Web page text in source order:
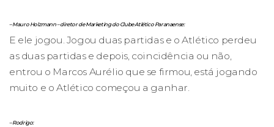
– Mauro Holzmann – diretor de Marketing do Clube Atlético Paranaense:
E ele jogou. Jogou duas partidas e o Atlético perdeu
as duas partidas e depois, coincidência ou não,
entrou o Marcos Aurélio que se firmou, está jogando
muito e o Atlético começou a ganhar.
– Rodrigo: